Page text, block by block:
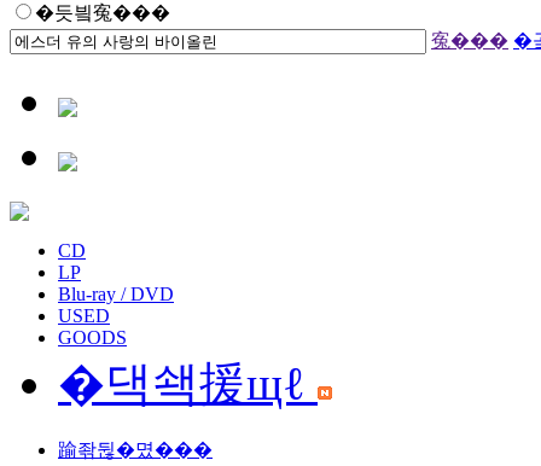
�듯빀寃���
寃��� �
CD
LP
Blu-ray / DVD
USED
GOODS
�댁쇅援щℓ
踰좎뒪�몄���